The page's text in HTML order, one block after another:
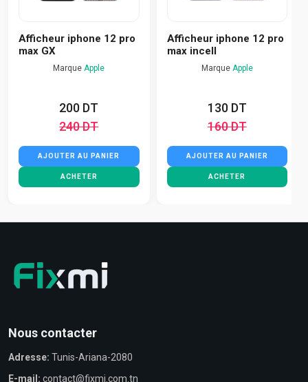
Afficheur iphone 12 pro
max GX
MarqueApple
200 DT
240 DT
AJOUTER AU PANIER
ACHETER
Afficheur iphone 12 pro
max incell
Marque Apple
130 DT
160 DT
AJOUTER AU PANIER
ACHETER
Nous contacter
Adresse: Tunis-Ariana-2080
E-mail: contact@fixmi.com.tn